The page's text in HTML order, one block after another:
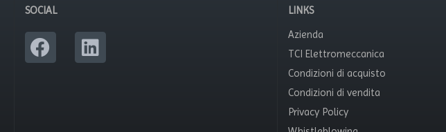
SOCIAL
LINKS
Azienda
TCI Elettromeccanica
Condizioni di acquisto
Condizioni di vendita
Privacy Policy